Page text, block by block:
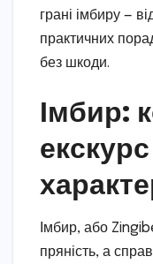
грані імбиру —
практичних
без шкоди.
Імбир:
Імбир, або
пряність, а